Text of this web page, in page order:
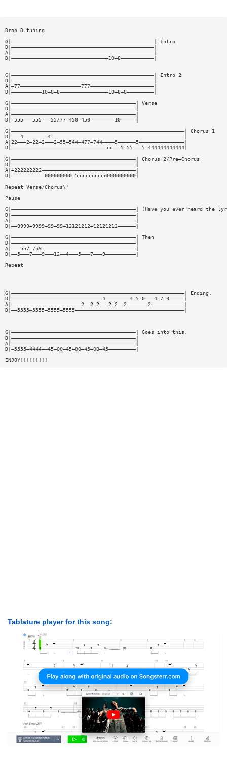
Drop D tuning
G|———————————————————————————————————————————————| Intro
D|———————————————————————————————————————————————|
A|———————————————————————————————————————————————|
D|————————————————————————————————10—8———————————|
G|———————————————————————————————————————————————| Intro 2
D|———————————————————————————————————————————————|
A|—77————————————————————777—————————————————————|
D|——————————10—8—8————————————————10—8—8—————————|
G|—————————————————————————————————————————| Verse
D|—————————————————————————————————————————|
A|—————————————————————————————————————————|
D|—555———555———55/77—450—450————————10—————|
G|—————————————————————————————————————————————————————————| Chorus 1
D|———4————————4————————————————————————————————————————————|
A|22———2—22—2———2—55—544—477—744————5——————5———————————————|
D|———————————————————————————————55———5—55———5—444444444444|
G|—————————————————————————————————————————| Chorus 2/Pre—Chorus
D|—————————————————————————————————————————|
A|—222222222———————————————————————————————|
D|———————————000000000—55555555550000000000|
Repeat Verse/Chorus\'
Pause
G|—————————————————————————————————————————| (Have you ever heard the
D|—————————————————————————————————————————|
A|—————————————————————————————————————————|
D|——9999—9999—99—99—12121212—12121212——————|
G|—————————————————————————————————————————| Then
D|—————————————————————————————————————————|
A|———5h7—7h9———————————————————————————————|
D|——5———7———9———12——4———5———7———9——————————|
Repeat
G|—————————————————————————————————————————————————————————| Ending.
D|——————————————————————————————4————————4—5—0———4—7—0—————|
A|———————————————————————2——2—2———2—2——2———————2———————————|
D|——5555—5555—5555—5555————————————————————————————————————|
G|—————————————————————————————————————————| Goes into this.
D|—————————————————————————————————————————|
A|—————————————————————————————————————————|
D|—5555—4444——45—00—45—00—45—00—45—————————|
ENJOY!!!!!!!!!
Tablature player for this song: